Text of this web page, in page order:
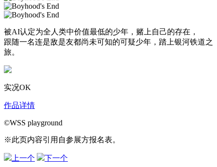
被AI认定为全人类中价值最低的少年，赌上自己的存在，
跟随一名连是敌是友都尚未可知的可疑少年，踏上银河铁道之
旅。
实况OK
作品详情
©WSS playground
※此页内容引用自参展方报名表。
上一个 下一个